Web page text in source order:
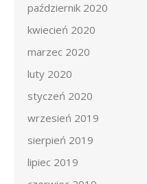
październik 2020
kwiecień 2020
marzec 2020
luty 2020
styczeń 2020
wrzesień 2019
sierpień 2019
lipiec 2019